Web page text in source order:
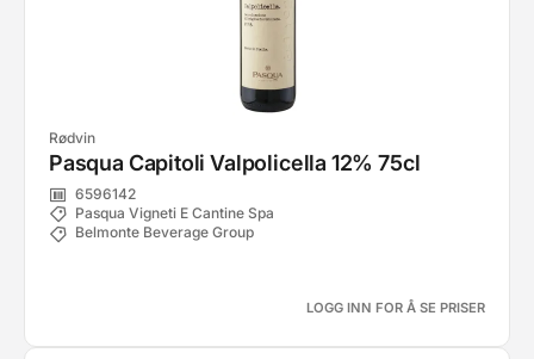
Rødvin
Pasqua Capitoli Valpolicella 12% 75cl
6596142
Pasqua Vigneti E Cantine Spa
Belmonte Beverage Group
LOGG INN FOR Å SE PRISER